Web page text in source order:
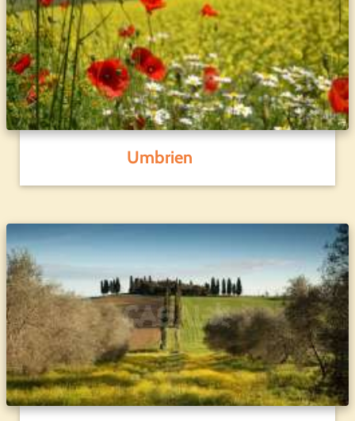
Umbrien